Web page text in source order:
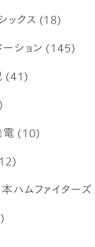
ックス (18)
ーション (145)
(41)
(10)
ハムファイターズ